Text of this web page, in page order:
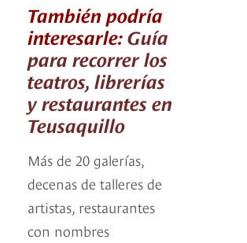
También podría
interesarle:Guía
para recorrer los
teatros, librerías
y restaurantes en
Teusaquillo
Más de 20 galerías,
decenas de talleres de
artistas, restaurantes
con nombres